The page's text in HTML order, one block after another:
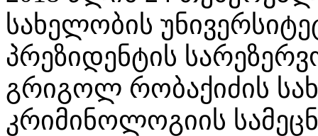
სახელობის
პრეზიდენტის
გრიგოლ რობაქიძის
კრიმინოლოგიის